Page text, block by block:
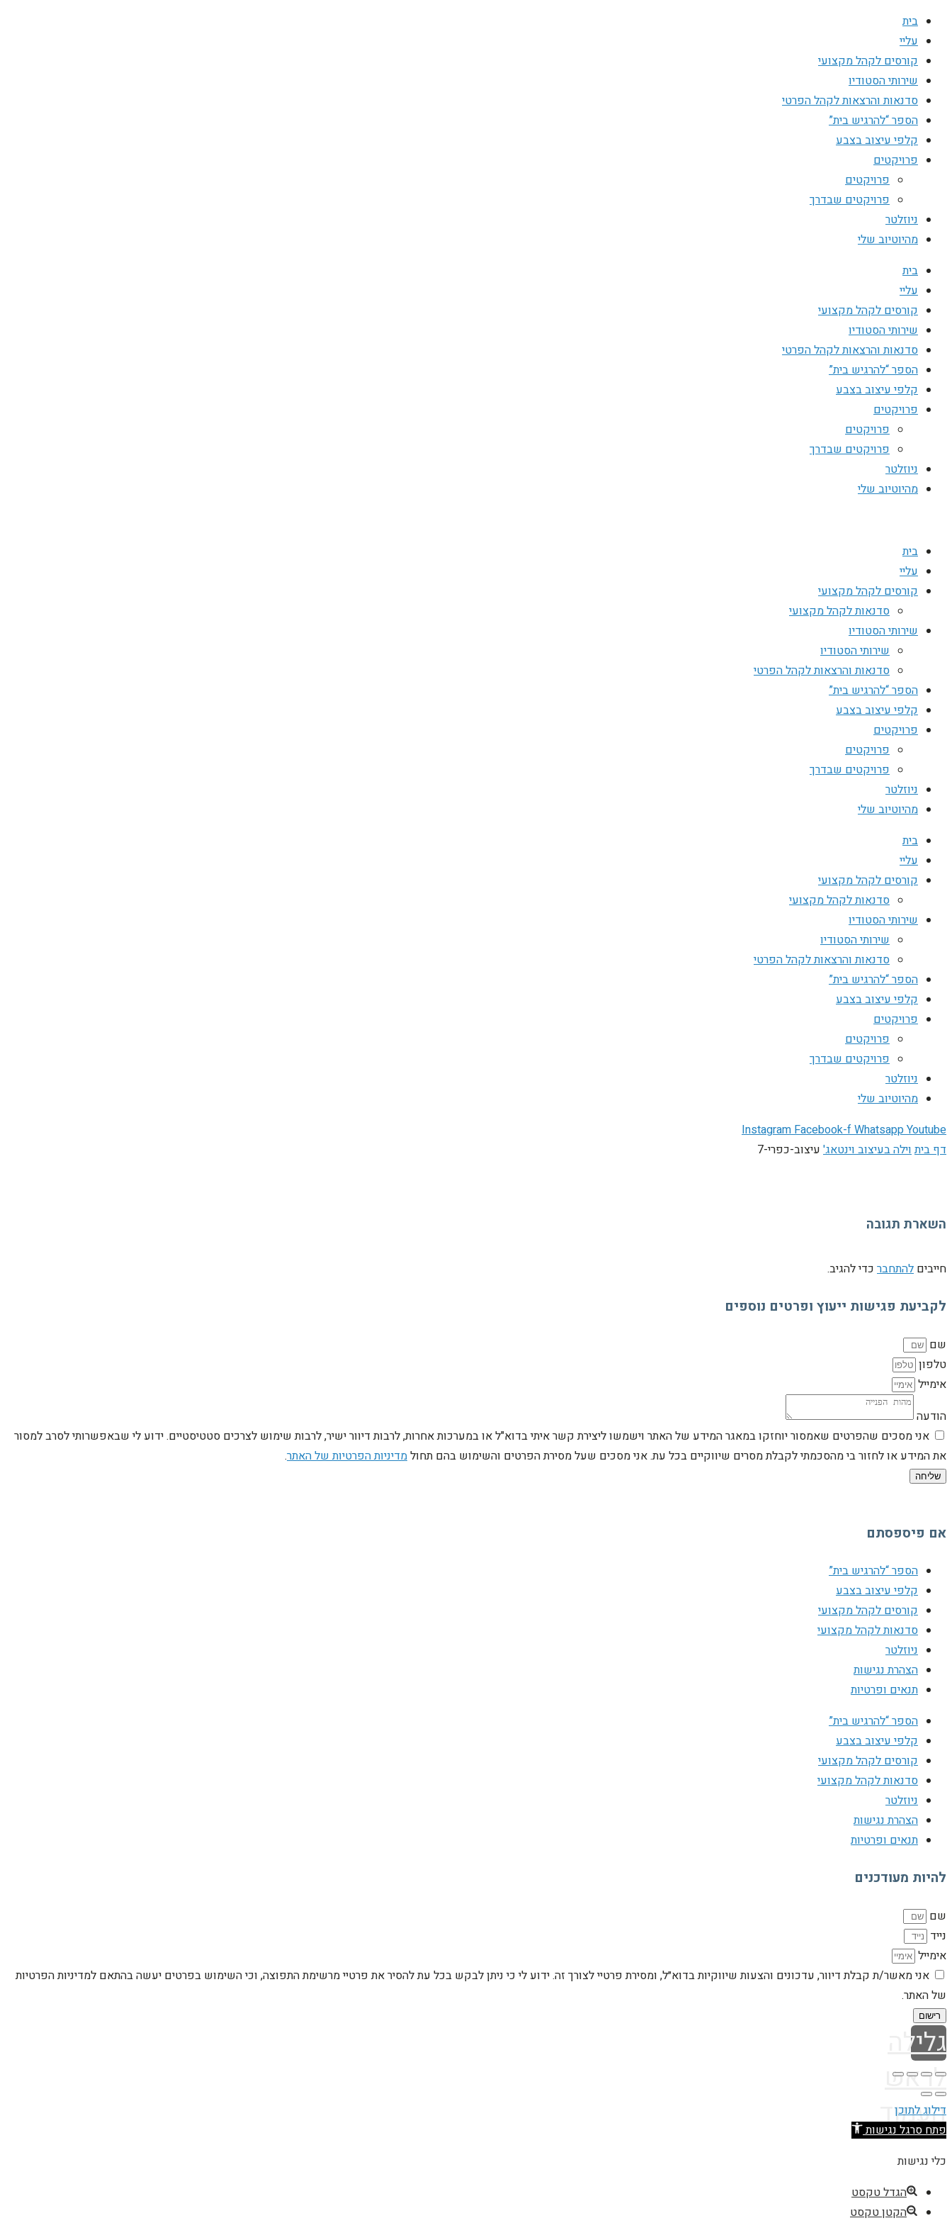
בית
עליי
קורסים לקהל מקצועי
שירותי הסטודיו
סדנאות והרצאות לקהל הפרטי
הספר “להרגיש בית”
קלפי עיצוב בצבע
פרויקטים
פרויקטים
פרויקטים שבדרך
ניוזלטר
מהיוטיוב שלי
בית
עליי
קורסים לקהל מקצועי
שירותי הסטודיו
סדנאות והרצאות לקהל הפרטי
הספר “להרגיש בית”
קלפי עיצוב בצבע
פרויקטים
פרויקטים
פרויקטים שבדרך
ניוזלטר
מהיוטיוב שלי
בית
עליי
קורסים לקהל מקצועי
סדנאות לקהל מקצועי
שירותי הסטודיו
שירותי הסטודיו
סדנאות והרצאות לקהל הפרטי
הספר “להרגיש בית”
קלפי עיצוב בצבע
פרויקטים
פרויקטים
פרויקטים שבדרך
ניוזלטר
מהיוטיוב שלי
בית
עליי
קורסים לקהל מקצועי
סדנאות לקהל מקצועי
שירותי הסטודיו
שירותי הסטודיו
סדנאות והרצאות לקהל הפרטי
הספר “להרגיש בית”
קלפי עיצוב בצבע
פרויקטים
פרויקטים
פרויקטים שבדרך
ניוזלטר
מהיוטיוב שלי
InstagramFacebook-fWhatsappYoutube
דף ביתוילה בעיצוב וינטאג' עיצוב-כפרי-7
השארת תגובה
חייבים להתחבר כדי להגיב.
לקביעת פגישות ייעוץ ופרטים נוספים
שם
טלפון
אימייל
הודעה
אני מסכים שהפרטים שאמסור יוחזקו במאגר המידע של האתר וישמשו ליצירת קשר איתי בדוא"ל או במערכות אחרות, לרבות דיוור ישיר, לרבות שימוש לצרכים סטטיסטיים. ידוע לי שבאפשרותי לסרב למסור
את המידע או לחזור בי מהסכמתי לקבלת מסרים שיווקיים בכל עת. אני מסכים שעל מסירת הפרטים והשימוש בהם תחולמדיניות הפרטיות של האתר.
שליחה
אם פיספסתם
הספר “להרגיש בית”
קלפי עיצוב בצבע
קורסים לקהל מקצועי
סדנאות לקהל מקצועי
ניוזלטר
הצהרת נגישות
תנאים ופרטיות
הספר “להרגיש בית”
קלפי עיצוב בצבע
קורסים לקהל מקצועי
סדנאות לקהל מקצועי
ניוזלטר
הצהרת נגישות
תנאים ופרטיות
להיות מעודכנים
שם
נייד
אימייל
אני מאשר/ת קבלת דיוור, עדכונים והצעות שיווקיות בדוא״ל, ומסירת פרטיי לצורך זה. ידוע לי כי ניתן לבקש בכל עת להסיר את פרטיי מרשימת התפוצה, וכי השימוש בפרטים יעשה בהתאם למדיניות הפרטיות
של האתר.
רישום
גלילה
לראש
העמוד
דילוג לתוכן
פתח סרגל נגישות
כלי נגישות
הגדל טקסט
הקטן טקסט